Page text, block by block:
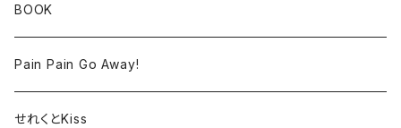
BOOK
Pain Pain Go Away!
せれくとKiss